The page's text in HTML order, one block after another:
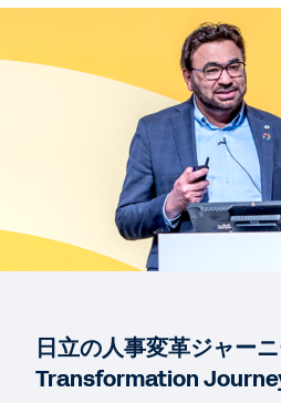
資料ダウンロード・関連情報
カスタマーセッション / 基調講
日立の人事変革ジャーニー （
Transformation Journey）
18:47
注目の国内導入事例
日立の人事変革ジャー
Transformation